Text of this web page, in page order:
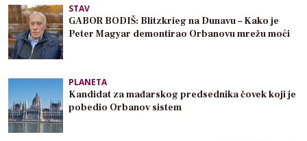
STAV
GABOR BODIŠ: Blitzkrieg na Dunavu – Kako je
Peter Magyar demontirao Orbanovu mrežu moći
PLANETA
Kandidat za mađarskog predsednika čovek koji je
pobedio Orbanov sistem